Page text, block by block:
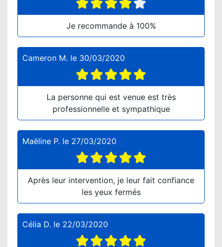
Je recommande à 100%
Cameron M. le 30/03/2020
La personne qui est venue est très
professionnelle et sympathique
Maëline P. le 27/03/2020
Après leur intervention, je leur fait confiance
les yeux fermés
Célia D. le 22/03/2020